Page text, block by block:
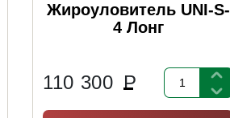
Жироуловитель UNI-S-
4 Лонг
110 300 Р